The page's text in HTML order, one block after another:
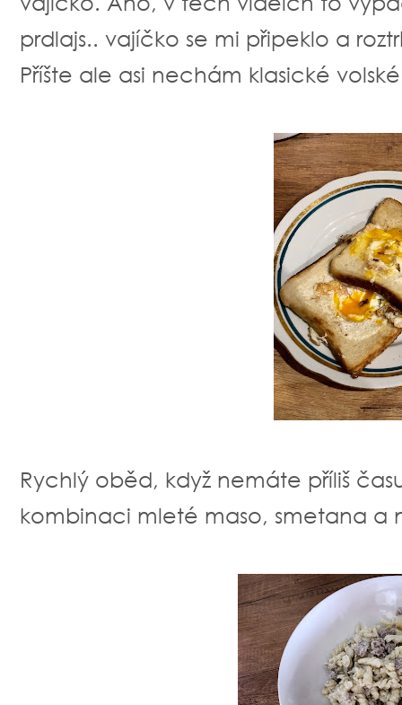
prdlajs.. vajíčko se mi připeklo a
Příšte ale asi nechám klasické
Rychlý oběd, když nemáte příliš
kombinaci mleté maso, smetana